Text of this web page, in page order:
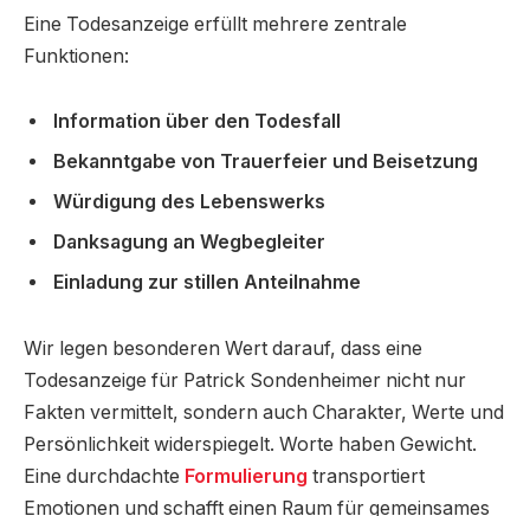
Eine Todesanzeige erfüllt mehrere zentrale
Funktionen:
Information über den Todesfall
Bekanntgabe von Trauerfeier und Beisetzung
Würdigung des Lebenswerks
Danksagung an Wegbegleiter
Einladung zur stillen Anteilnahme
Wir legen besonderen Wert darauf, dass eine
Todesanzeige für Patrick Sondenheimer nicht nur
Fakten vermittelt, sondern auch Charakter, Werte und
Persönlichkeit widerspiegelt. Worte haben Gewicht.
Eine durchdachte Formulierung transportiert
Emotionen und schafft einen Raum für gemeinsames